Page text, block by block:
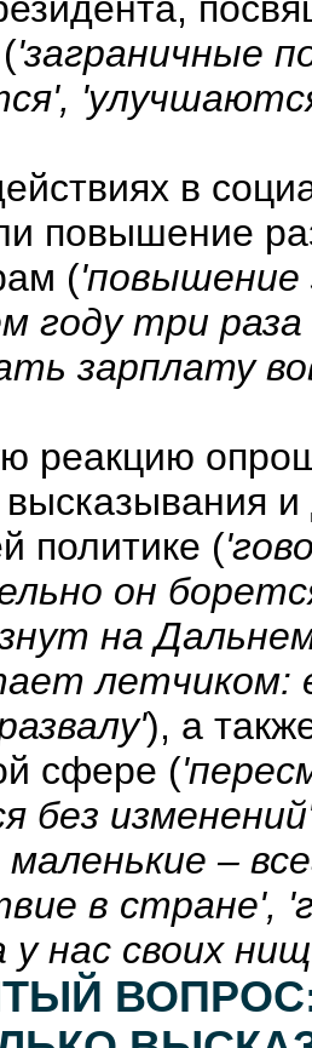
'заграничные
в
повышение
('повышение
году три
зарплату
реакцию
политике (
он
на
летчиком:
), а
сфере (
без
–
в стране',
у нас своих